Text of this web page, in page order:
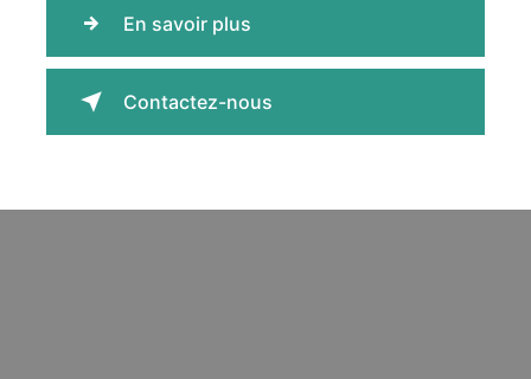
En savoir plus
Contactez-nous